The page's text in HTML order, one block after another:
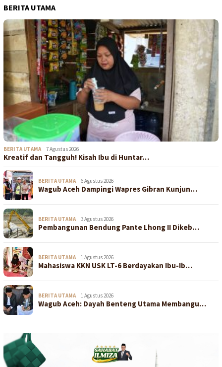
BERITA UTAMA
BERITA UTAMA 7 Agustus 2026
Kreatif dan Tangguh! Kisah Ibu di Huntar…
BERITA UTAMA 6 Agustus 2026
Wagub Aceh Dampingi Wapres Gibran Kunjun…
BERITA UTAMA 3 Agustus 2026
Pembangunan Bendung Pante Lhong II Dikeb…
BERITA UTAMA 1 Agustus 2026
Mahasiswa KKN USK LT-6 Berdayakan Ibu-Ib…
BERITA UTAMA 1 Agustus 2026
Wagub Aceh: Dayah Benteng Utama Membangu…